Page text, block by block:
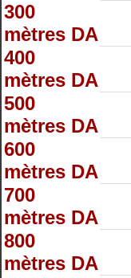
300
mètres DA
400
mètres DA
500
mètres DA
600
mètres DA
700
mètres DA
800
mètres DA